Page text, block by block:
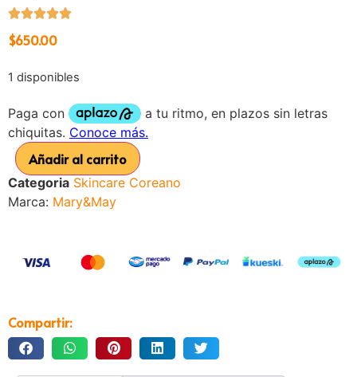
$650.00
1 disponibles
Añadir al carrito
Categoria Skincare Coreano
Marca: Mary&May
Compartir: